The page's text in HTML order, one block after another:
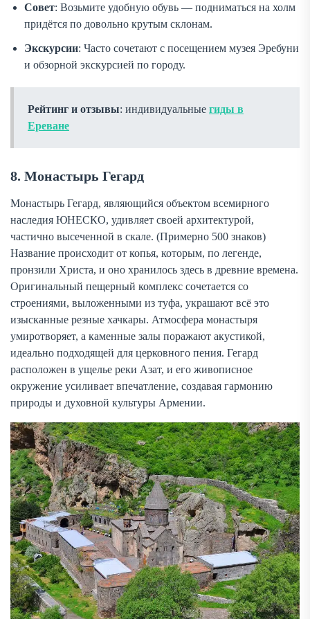
Совет: Возьмите удобную обувь — подниматься на холм
придётся по довольно крутым склонам.
Экскурсии: Часто сочетают с посещением музея Эребуни
и обзорной экскурсией по городу.
Рейтинг и отзывы: индивидуальные гиды в
Ереване
8. Монастырь Гегард
Монастырь Гегард, являющийся объектом всемирного
наследия ЮНЕСКО, удивляет своей архитектурой,
частично высеченной в скале. (Примерно 500 знаков)
Название происходит от копья, которым, по легенде,
пронзили Христа, и оно хранилось здесь в древние времена.
Оригинальный пещерный комплекс сочетается со
строениями, выложенными из туфа, украшают всё это
изысканные резные хачкары. Атмосфера монастыря
умиротворяет, а каменные залы поражают акустикой,
идеально подходящей для церковного пения. Гегард
расположен в ущелье реки Азат, и его живописное
окружение усиливает впечатление, создавая гармонию
природы и духовной культуры Армении.